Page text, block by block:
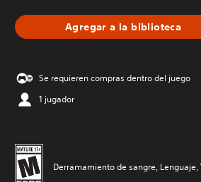
Agregar a la biblioteca
Se requieren compras dentro del juego
1 jugador
Derramamiento de sangre, Lenguaje,